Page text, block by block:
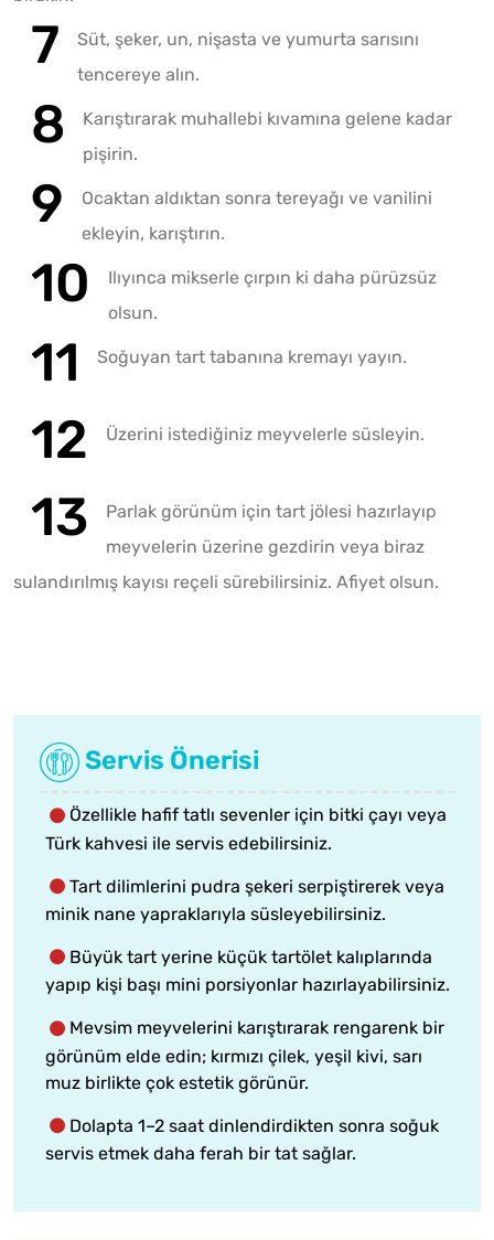
Süt, şeker, un, nişasta ve yumurta sarısını
tencereye alın.
Karıştırarak muhallebi kıvamına gelene kadar
pişirin.
Ocaktan aldıktan sonra tereyağı ve vanilini
ekleyin, karıştırın.
Ilıyınca mikserle çırpın ki daha pürüzsüz
olsun.
Soğuyan tart tabanına kremayı yayın.
Üzerini istediğiniz meyvelerle süsleyin.
Parlak görünüm için tart jölesi hazırlayıp
meyvelerin üzerine gezdirin veya biraz
sulandırılmış kayısı reçeli sürebilirsiniz. Afiyet olsun.
Servis Önerisi
Özellikle hafif tatlı sevenler için bitki çayı veya
Türk kahvesi ile servis edebilirsiniz.
Tart dilimlerini pudra şekeri serpiştirerek veya
minik nane yapraklarıyla süsleyebilirsiniz.
Büyük tart yerine küçük tartölet kalıplarında
yapıp kişi başı mini porsiyonlar hazırlayabilirsiniz.
Mevsim meyvelerini karıştırarak rengarenk bir
görünüm elde edin; kırmızı çilek, yeşil kivi, sarı
muz birlikte çok estetik görünür.
Dolapta 1–2 saat dinlendirdikten sonra soğuk
servis etmek daha ferah bir tat sağlar.